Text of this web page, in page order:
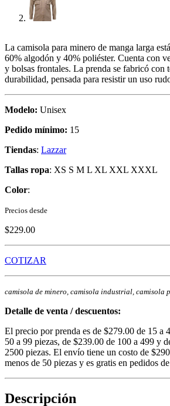
La camisola para minero de manga larga
60% algodón y 40% poliéster. Cuenta con
y bolsas frontales. La prenda se fabricó con
durabilidad, pensada para resistir un uso
Modelo: Unisex
Pedido mínimo: 15
Tiendas: Lazzar
Tallas ropa: XS S M L XL XXL XXXL
Color:
Precios desde
$229.00
COTIZAR
camisola de minero, camisola industrial, camisola
Detalle de venta / descuentos:
El precio por prenda es de $279.00 de 15 a
50 a 99 piezas, de $239.00 de 100 a 499 y
2500 piezas. El envío tiene un costo de
menos de 50 piezas y es gratis en pedidos
Descripción